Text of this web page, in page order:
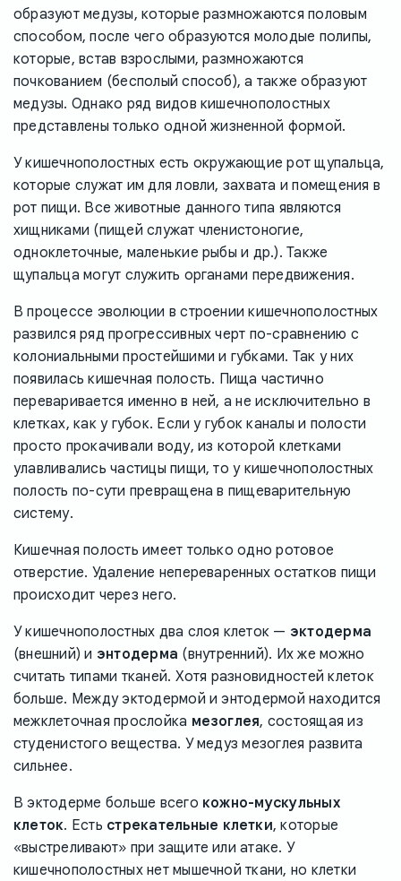
образуют медузы, которые размножаются половым
способом, после чего образуются молодые полипы,
которые, встав взрослыми, размножаются
почкованием (бесполый способ), а также образуют
медузы. Однако ряд видов кишечнополостных
представлены только одной жизненной формой.
У кишечнополостных есть окружающие рот щупальца,
которые служат им для ловли, захвата и помещения в
рот пищи. Все животные данного типа являются
хищниками (пищей служат членистоногие,
одноклеточные, маленькие рыбы и др.). Также
щупальца могут служить органами передвижения.
В процессе эволюции в строении кишечнополостных
развился ряд прогрессивных черт по-сравнению с
колониальными простейшими и губками. Так у них
появилась кишечная полость. Пища частично
переваривается именно в ней, а не исключительно в
клетках, как у губок. Если у губок каналы и полости
просто прокачивали воду, из которой клетками
улавливались частицы пищи, то у кишечнополостных
полость по-сути превращена в пищеварительную
систему.
Кишечная полость имеет только одно ротовое
отверстие. Удаление непереваренных остатков пищи
происходит через него.
У кишечнополостных два слоя клеток — эктодерма
(внешний) и энтодерма (внутренний). Их же можно
считать типами тканей. Хотя разновидностей клеток
больше. Между эктодермой и энтодермой находится
межклеточная прослойка мезоглея, состоящая из
студенистого вещества. У медуз мезоглея развита
сильнее.
В эктодерме больше всего кожно-мускульных
клеток. Есть стрекательные клетки, которые
«выстреливают» при защите или атаке. У
кишечнополостных нет мышечной ткани, но клетки